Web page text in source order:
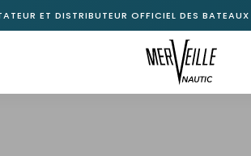
ET DISTRIBUTEUR OFFICIEL DES